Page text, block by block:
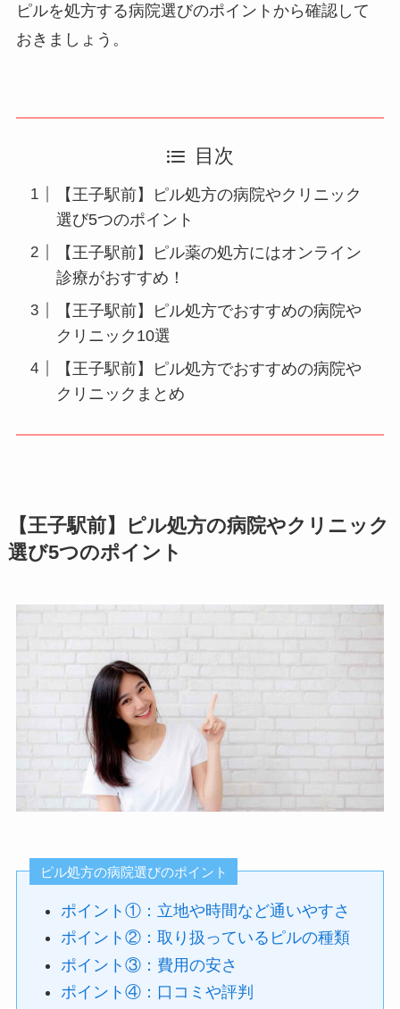
ピルを処方する病院選びのポイントから確認して
おきましょう。
目次
【王子駅前】ピル処方の病院やクリニック
選び5つのポイント
【王子駅前】ピル薬の処方にはオンライン
診療がおすすめ！
【王子駅前】ピル処方でおすすめの病院や
クリニック10選
【王子駅前】ピル処方でおすすめの病院や
クリニックまとめ
【王子駅前】ピル処方の病院やクリニック
選び5つのポイント
ピル処方の病院選びのポイント
ポイント①：立地や時間など通いやすさ
ポイント②：取り扱っているピルの種類
ポイント③：費用の安さ
ポイント④：口コミや評判